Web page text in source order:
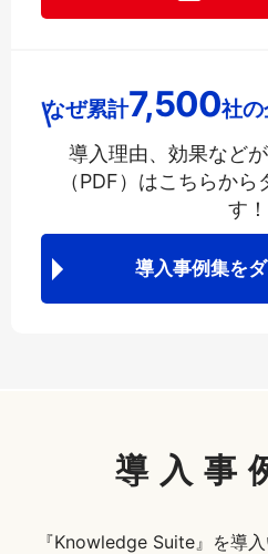
なぜ累計7,500社
導入理由、効果など
（PDF）はこちらから
す！
導入事例集を
導入事
『Knowledge Suite』を導